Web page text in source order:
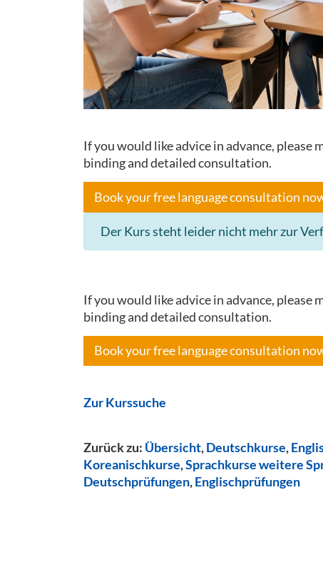
If you would like advice in advance,
binding and detailed consultation.
Book your free language consultation
Der Kurs steht leider nicht mehr zur
If you would like advice in advance,
binding and detailed consultation.
Book your free language consultation
Zur Kurssuche
Zurück zu: Übersicht,Deutschkurse,
Koreanischkurse,Sprachkurse weitere
Deutschprüfungen,Englischprüfungen